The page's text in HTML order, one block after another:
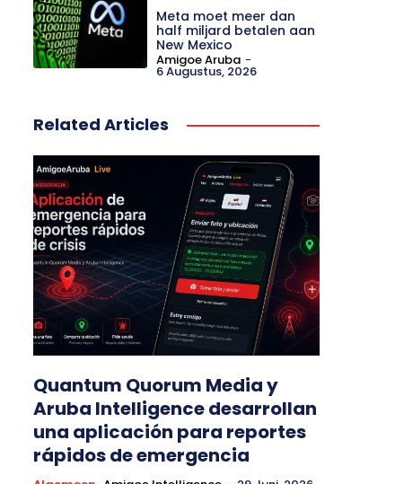
Meta moet meer dan
half miljard betalen aan
New Mexico
Amigoe Aruba -
6 Augustus, 2026
Related Articles
Quantum Quorum Media y
Aruba Intelligence desarrollan
una aplicación para reportes
rápidos de emergencia